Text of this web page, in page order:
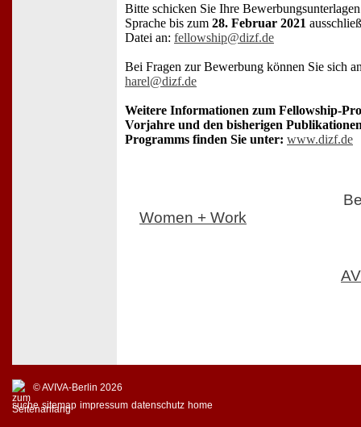
Bitte schicken Sie Ihre
Sprache bis zum 28. Februar 2021
Datei an: fellowship@dizf.de
Bei Fragen zur Bewerbung können Sie sich
harel@dizf.de
Weitere Informationen zum Fellowship-
Vorjahre und den bisherigen
Programms finden Sie unter: www.dizf.de
Women + Work
© AVIVA-Berlin 2026
suche sitemap impressum datenschutz home